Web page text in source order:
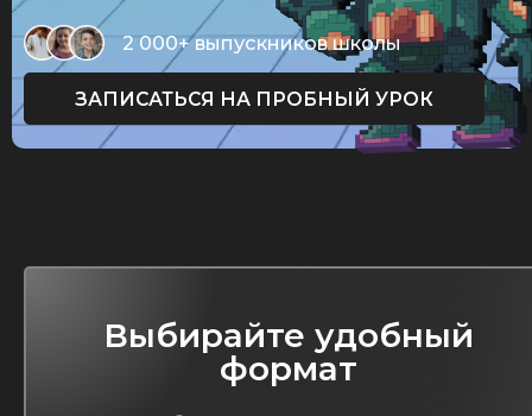
ЗАПИСАТЬСЯ НА ПРОБНЫЙ УРОК
2 000+ выпускников школы
Выбирайте удобный
формат